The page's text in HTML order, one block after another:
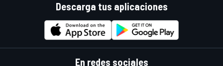
Descarga tus aplicaciones
En redes sociales